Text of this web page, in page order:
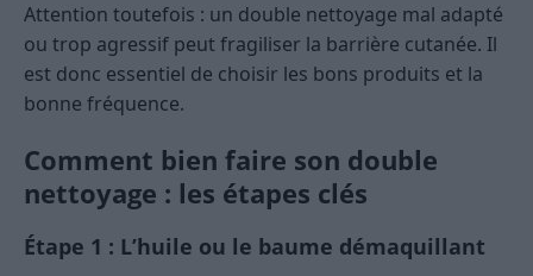
Attention toutefois : un double nettoyage mal adapté
ou trop agressif peut fragiliser la barrière cutanée. Il
est donc essentiel de choisir les bons produits et la
bonne fréquence.
Comment bien faire son double
nettoyage : les étapes clés
Étape 1 : L’huile ou le baume démaquillant